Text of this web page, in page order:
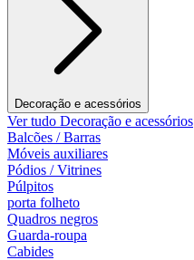
Decoração e acessórios
Ver tudo Decoração e acessórios
Balcões / Barras
Móveis auxiliares
Pódios / Vitrines
Púlpitos
porta folheto
Quadros negros
Guarda-roupa
Cabides